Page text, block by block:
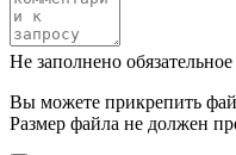
Не заполнено
Вы можете прикрепить
Размер файла не должен